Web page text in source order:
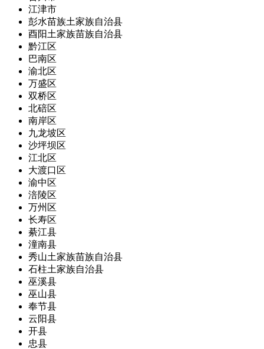
江津市
彭水苗族土家族自治县
酉阳土家族苗族自治县
黔江区
巴南区
渝北区
万盛区
双桥区
北碚区
南岸区
九龙坡区
沙坪坝区
江北区
大渡口区
渝中区
涪陵区
万州区
长寿区
綦江县
潼南县
秀山土家族苗族自治县
石柱土家族自治县
巫溪县
巫山县
奉节县
云阳县
开县
忠县